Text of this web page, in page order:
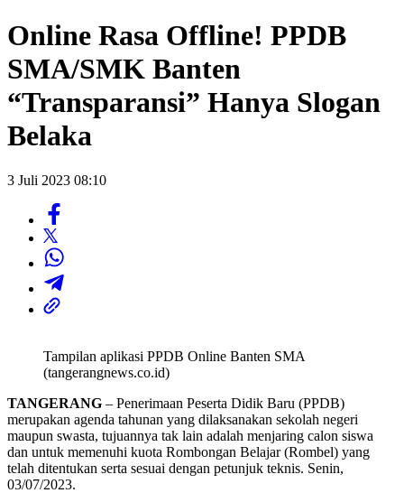
Online Rasa Offline! PPDB
SMA/SMK Banten
“Transparansi” Hanya Slogan
Belaka
3 Juli 2023 08:10
Tampilan aplikasi PPDB Online Banten SMA
(tangerangnews.co.id)
TANGERANG – Penerimaan Peserta Didik Baru (PPDB)
merupakan agenda tahunan yang dilaksanakan sekolah negeri
maupun swasta, tujuannya tak lain adalah menjaring calon siswa
dan untuk memenuhi kuota Rombongan Belajar (Rombel) yang
telah ditentukan serta sesuai dengan petunjuk teknis. Senin,
03/07/2023.